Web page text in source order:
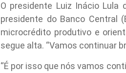
O presidente Luiz Inácio
presidente do Banco Central
microcrédito produtivo e
segue alta. “Vamos continuar
“É por isso que nós vamos